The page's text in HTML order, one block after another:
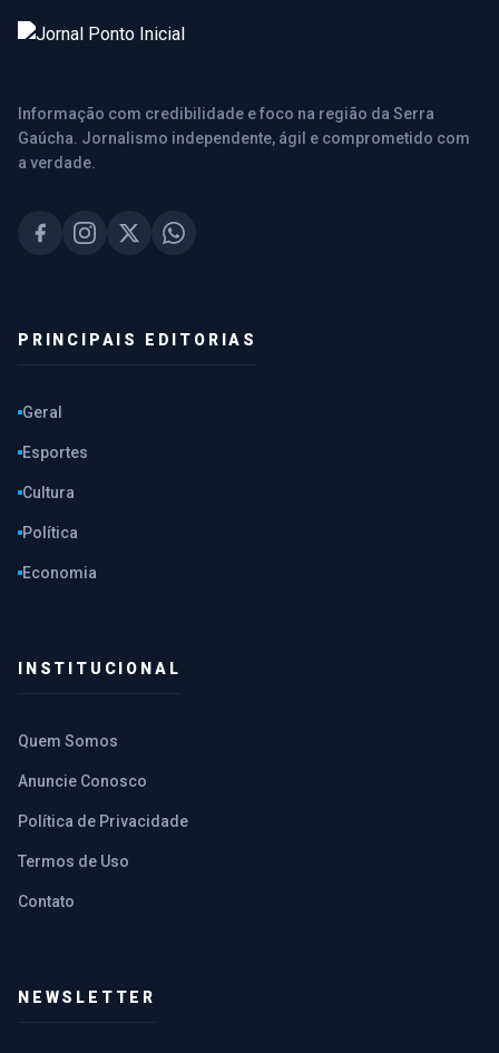
Informação com credibilidade e foco na região da Serra
Gaúcha. Jornalismo independente, ágil e comprometido com
a verdade.
PRINCIPAIS EDITORIAS
Geral
Esportes
Cultura
Política
Economia
INSTITUCIONAL
Quem Somos
Anuncie Conosco
Política de Privacidade
Termos de Uso
Contato
NEWSLETTER